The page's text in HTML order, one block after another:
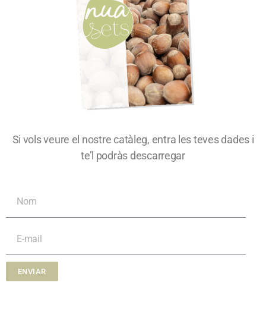
Si vols veure el nostre catàleg, entra les teves dades i
te’l podràs descarregar
ENVIAR